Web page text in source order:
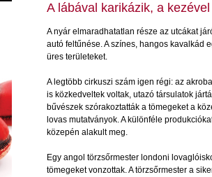
A lábával karikázik, a
Anyár elmaradhatatlan része az utcákat
autó feltűnése. Aszínes, hangos kavalkád
üres területeket.
A legtöbb cirkuszi szám igen régi: az
is közkedveltek voltak, utazó társulatok
bűvészek szórakoztatták a tömegeket a
lovas mutatványok. A különféle
közepén alakult meg.
Egy angol törzsőrmester londoni
tömegeket vonzottak. A törzsőrmester a